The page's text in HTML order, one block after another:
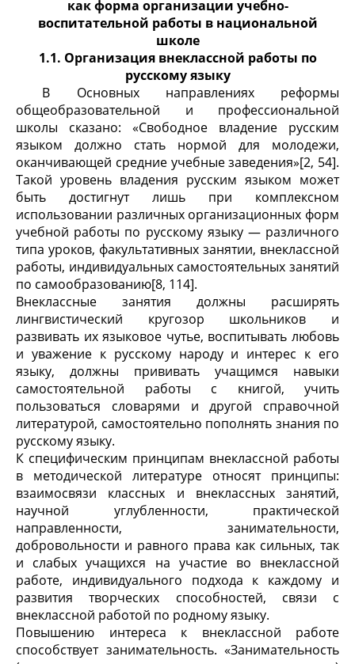
как форма организации учебно-
воспитательной работы в национальной
школе
1.1. Организация внеклассной работы по
русскому языку
В Основных направлениях реформы
общеобразова­тельной и профессиональной
школы сказано: «Свобод­ное владение русским
языком должно стать нормой для молодежи,
оканчивающей средние учебные заведения»[2, 54].
Такой уровень владения русским языком может
быть достигнут лишь при комплексном
использовании различных организационных форм
учебной работы по русскому языку — различного
типа уроков, факульта­тивных занятии, внеклассной
работы, индивидуальных самостоятельных занятий
по самообразованию[8, 114].
Внеклассные занятия должны расширять
лингвисти­ческий кругозор школьников и
развивать их языковое чутье, воспитывать любовь
и уважение к русскому на­роду и интерес к его
языку, должны прививать уча­щимся навыки
самостоятельной работы с книгой, учить
пользоваться словарями и другой справочной
литерату­рой, самостоятельно пополнять знания по
русскому языку.
К специфическим принципам внеклассной работы
в методической литературе относят принципы:
взаимо­связи классных и внеклассных занятий,
научной углуб­ленности, практической
направленности, занимательно­сти,
добровольности и равного права как сильных, так
и слабых учащихся на участие во внеклассной
работе, индивидуального подхода к каждому и
развития твор­ческих способностей, связи с
внеклассной работой по родному языку.
Повышению интереса к внеклассной работе
способ­ствует занимательность. «Занимательность